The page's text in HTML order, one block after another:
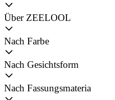
Über ZEELOOL
Nach Farbe
Nach Gesichtsform
Nach Fassungsmateria